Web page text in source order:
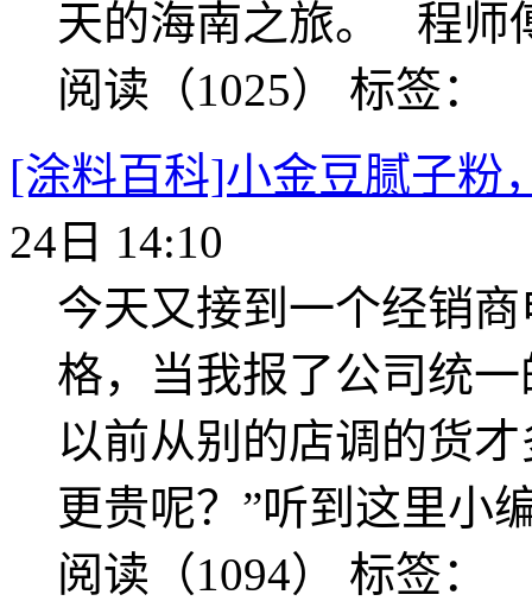
天的海南之旅。 程师
阅读（1025） 标签：
[涂料百科]小金豆腻子粉
24日 14:10
今天又接到一个经销
格，当我报了公司统
以前从别的店调的货
更贵呢？”听到这里小
阅读（1094） 标签：